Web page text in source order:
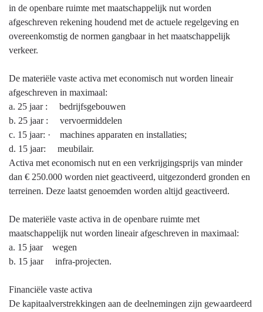
Investeringen
afschrijvingen
(uitwerking
verordening
art.6)
in de openbare ruimte met maatschappelijk nut worden
afgeschreven rekening houdend met de actuele regelgeving en
overeenkomstig de normen gangbaar in het maatschappelijk
verkeer.
De materiële vaste activa met economisch nut worden lineair
afgeschreven in maximaal:
a. 25 jaar : bedrijfsgebouwen
b. 25 jaar : vervoermiddelen
c. 15 jaar: · machines apparaten en installaties;
d. 15 jaar: meubilair.
Activa met economisch nut en een verkrijgingsprijs van minder
dan € 250.000 worden niet geactiveerd, uitgezonderd gronden en
terreinen. Deze laatst genoemden worden altijd geactiveerd.
De materiële vaste activa in de openbare ruimte met
maatschappelijk nut worden lineair afgeschreven in maximaal:
a. 15 jaar wegen
b. 15 jaar infra-projecten.
Financiële vaste activa
De kapitaalverstrekkingen aan de deelnemingen zijn gewaardeerd